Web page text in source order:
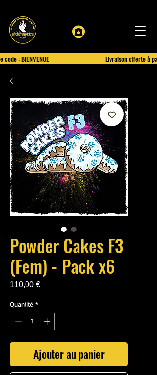
: BIENVENUE Livraison offerte à
Powder Cakes F3
(Fem) - Pack x6
110,00 €Prix
Quantité *
Ajouter au panier